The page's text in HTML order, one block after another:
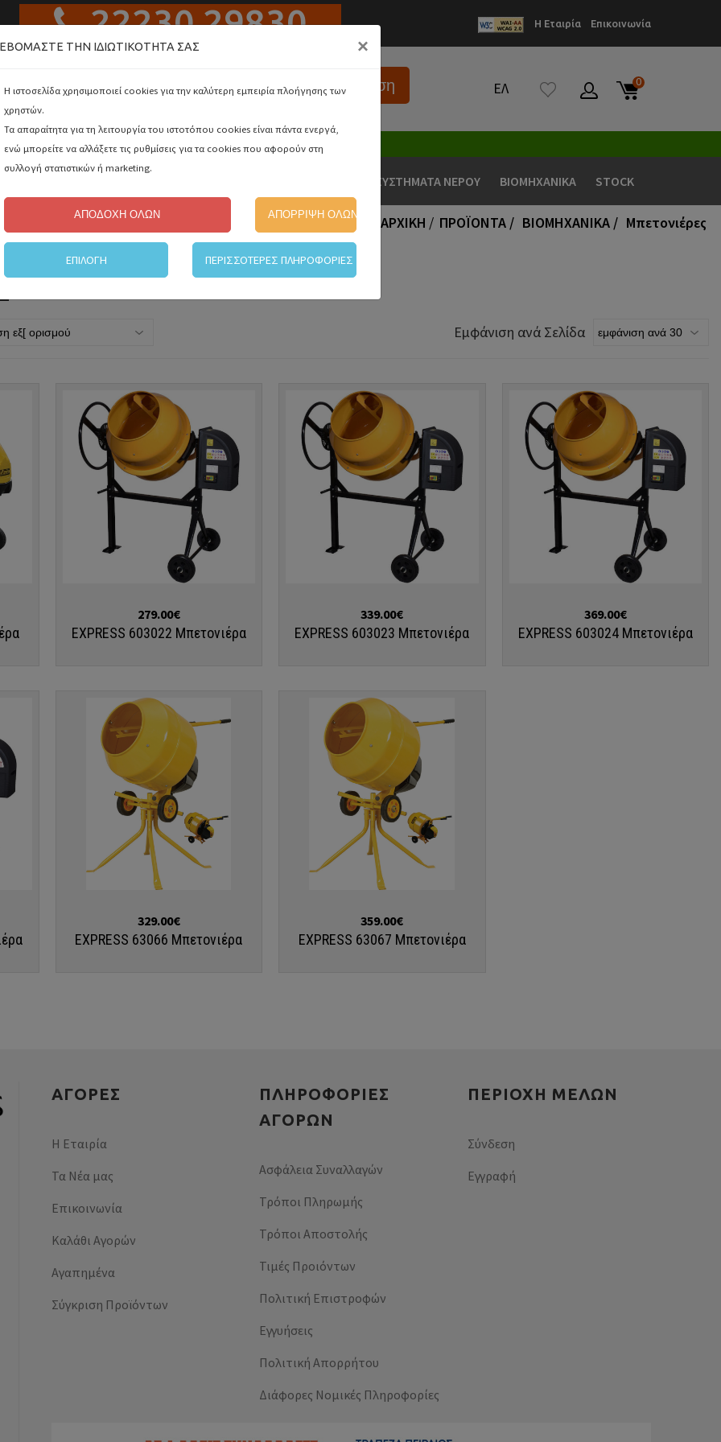
22230 29830 Η Εταιρία Επικοινωνία
Αναζήτηση ΕΛ
Εγγραφή
0
ΑΔΕΙΟ
ΑΛΥΣΟΠΡΙΟΝΑ ΚΑΙ ΨΑΛΙΔΙΑ ΚΛΑΔΕΜΑΤΟΣ ΜΠΑΤΑΡΙΑΣ
ΣΥΣΤΗΜΑΤΑ ΝΕΡΟΥ ΒΙΟΜΗΧΑΝΙΚΑ STOCK
ΠΛΗΚΤΡΟΛΟΓΉΣΤΕ ΑΥΤΌ ΠΟΥ ΑΝΑΖΗΤΕΊΤΕ ΚΑΙ ΠΑΤΉΣΤΕ ENTER
ΑΡΧΙΚΗ / ΠΡΟΪΟΝΤΑ / ΒΙΟΜΗΧΑΝΙΚΑ / Μπετονιέρες
Εμφάνιση ανά Σελίδα
279.00€
EXPRESS 603022 Μπετονιέρα
339.00€
EXPRESS 603023 Μπετονιέρα
369.00€
EXPRESS 603024 Μπετονιέρα
329.00€
EXPRESS 63066 Μπετονιέρα
359.00€
EXPRESS 63067 Μπετονιέρα
ΑΓΟΡΕΣ
Η Εταιρία
Τα Νέα μας
Επικοινωνία
Καλάθι Αγορών
Αγαπημένα
Σύγκριση Προϊόντων
ΠΛΗΡΟΦΟΡΊΕΣ
ΑΓΟΡΏΝ
Ασφάλεια Συναλλαγών
Τρόποι Πληρωμής
Τρόποι Αποστολής
Τιμές Προιόντων
Πολιτική Επιστροφών
Εγγυήσεις
Πολιτική Απορρήτου
Διάφορες Νομικές Πληροφορίες
ΠΕΡΙΟΧΉ ΜΕΛΏΝ
Σύνδεση
Εγγραφή
ΤΗΝ ΙΔΙΩΤΙΚΌΤΗΤΆ ΣΑΣ ×
Η ιστοσελίδα χρησιμοποιεί cookies για την καλύτερη εμπειρία πλοήγησης των
χρηστών.
Τα απαραίτητα για τη λειτουργία του ιστοτόπου cookies είναι πάντα ενεργά,
ενώ μπορείτε να αλλάξετε τις ρυθμίσεις για τα cookies που αφορούν στη
συλλογή στατιστικών ή marketing.
ΑΠΟΔΟΧΗ ΟΛΩΝ ΑΠΟΡΡΙΨΗ ΟΛΩΝ
ΕΠΙΛΟΓΗ ΠΕΡΙΣΣΟΤΕΡΕΣ ΠΛΗΡΟΦΟΡΙΕΣ